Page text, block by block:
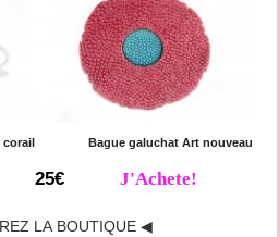
Bague galuchat Art nouveau
25€ J'Achete!
LA BOUTIQUE ◀